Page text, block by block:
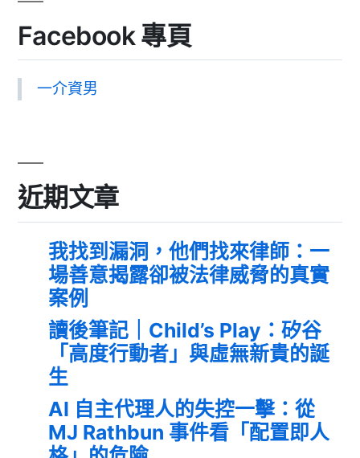
Facebook 專頁
一介資男
近期文章
我找到漏洞，他們找來律師：一
場善意揭露卻被法律威脅的真實
案例
讀後筆記｜Child’s Play：矽谷
「高度行動者」與虛無新貴的誕
生
AI 自主代理人的失控一擊：從
MJ Rathbun 事件看「配置即人